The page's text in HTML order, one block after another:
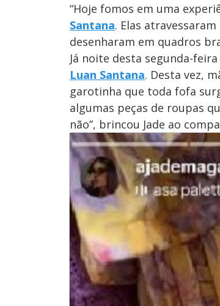
“Hoje fomos em uma
Santana. Elas
desenharam em quadros
Já noite desta segunda-
Luan Santana. Desta vez,
garotinha que toda fofa
algumas peças de roupas
não”, brincou Jade ao